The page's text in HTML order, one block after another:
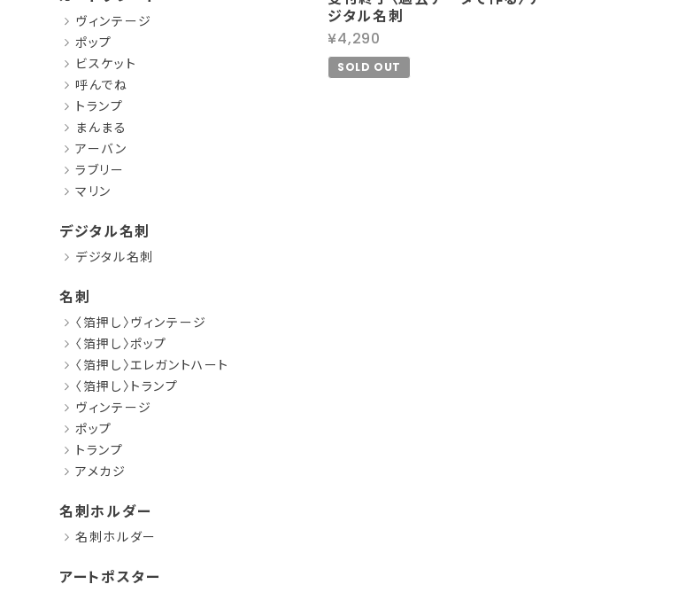
ジタル名刺
¥4,290
SOLD OUT
ヴィンテージ
ポップ
ビスケット
呼んでね
トランプ
まんまる
アーバン
ラブリー
マリン
デジタル名刺
デジタル名刺
名刺
〈箔押し〉ヴィンテージ
〈箔押し〉ポップ
〈箔押し〉エレガントハート
〈箔押し〉トランプ
ヴィンテージ
ポップ
トランプ
アメカジ
名刺ホルダー
名刺ホルダー
アートポスター